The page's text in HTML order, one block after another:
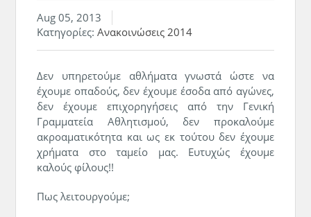
Aug 05, 2013
Κατηγορίες:Ανακοινώσεις 2014
Δεν υπηρετούμε αθλήματα γνωστά ώστε να
έχουμε οπαδούς, δεν έχουμε έσοδα από αγώνες,
δεν έχουμε επιχορηγήσεις από την Γενική
Γραμματεία Αθλητισμού, δεν προκαλούμε
ακροαματικότητα και ως εκ τούτου δεν έχουμε
χρήματα στο ταμείο μας. Ευτυχώς έχουμε
καλούς φίλους!!
Πως λειτουργούμε;